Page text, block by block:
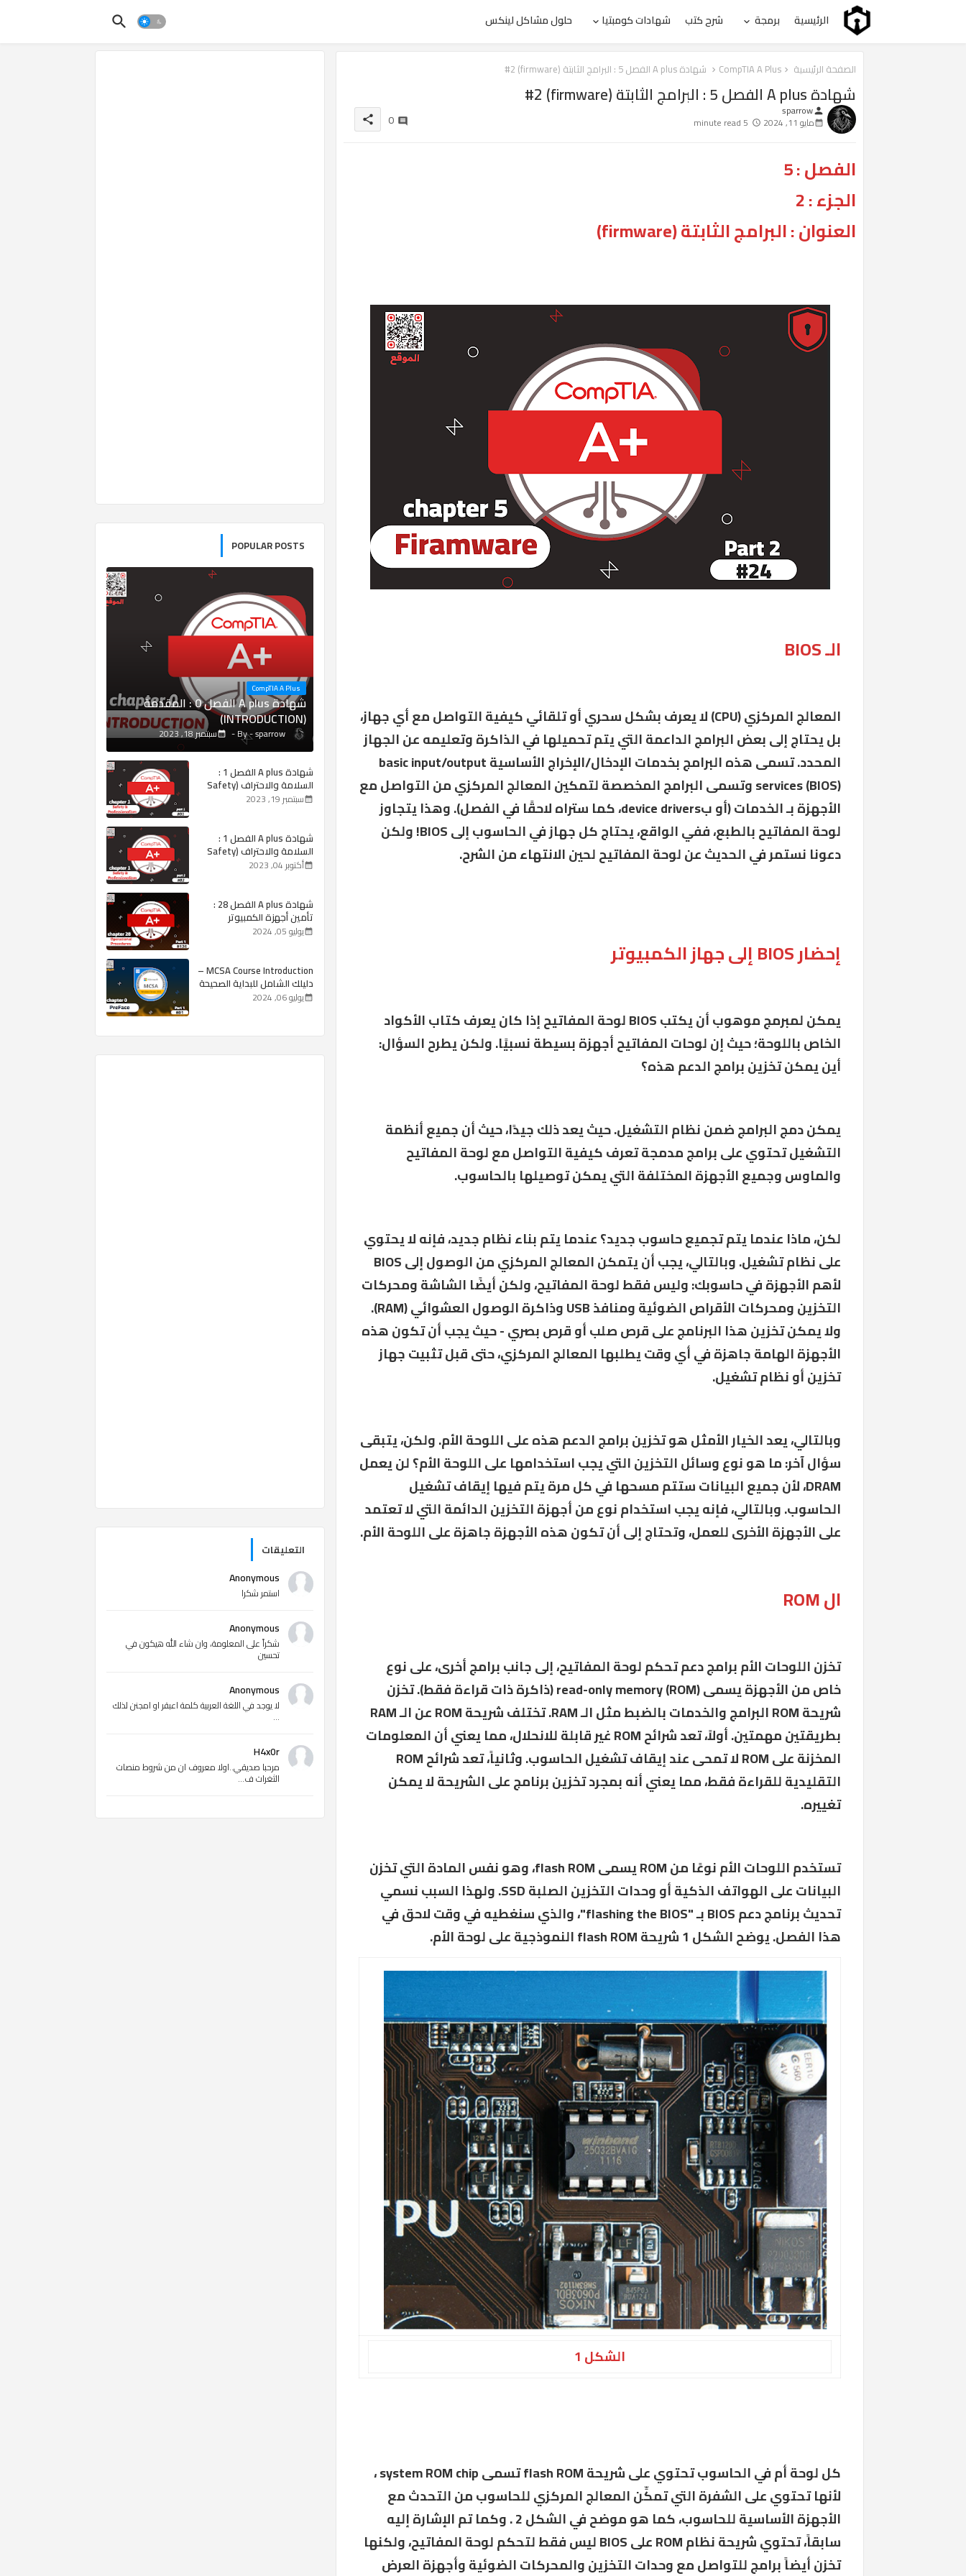
الرئيسية برمجة شرح كتب شهادات كومبتيا حلول مشاكل لينكس
الصفحة الرئيسية CompTIA A Plus شهادة A plus الفصل 5 : البرامج الثابتة (firmware) #2
شهادة A plus الفصل 5 : البرامج الثابتة (firmware) #2
person
sparrow
مايو 11, 2024 5 minute read
0
share
الفصل : 5
الجزء : 2
العنوان : البرامج الثابتة (firmware)
الـ BIOS
المعالج المركزي (CPU) لا يعرف بشكل سحري أو تلقائي كيفية التواصل مع أي جهاز،
بل يحتاج إلى بعض البرامج الداعمة التي يتم تحميلها في الذاكرة وتعليمه عن الجهاز
المحدد. تسمى هذه البرامج بخدمات الإدخال/الإخراج الأساسية basic input/output
services (BIOS) وتسمى البرامج المخصصة لتمكين المعالج المركزي من التواصل مع
الأجهزة بـ الخدمات (أو بdevice drivers، كما ستراه لاحقًا في الفصل). وهذا يتجاوز
لوحة المفاتيح بالطبع، ففي الواقع، يحتاج كل جهاز في الحاسوب إلى BIOS! ولكن
دعونا نستمر في الحديث عن لوحة المفاتيح لحين الانتهاء من الشرح.
إحضار BIOS إلى جهاز الكمبيوتر
يمكن لمبرمج موهوب أن يكتب BIOS لوحة المفاتيح إذا كان يعرف كتاب الأكواد
الخاص باللوحة؛ حيث إن لوحات المفاتيح أجهزة بسيطة نسبيًا. ولكن يطرح السؤال:
أين يمكن تخزين برامج الدعم هذه؟
يمكن دمج البرامج ضمن نظام التشغيل. حيث يعد ذلك جيدًا، حيث أن جميع أنظمة
التشغيل تحتوي على برامج مدمجة تعرف كيفية التواصل مع لوحة المفاتيح
والماوس وجميع الأجهزة المختلفة التي يمكن توصيلها بالحاسوب.
لكن، ماذا عندما يتم تجميع حاسوب جديد؟ عندما يتم بناء نظام جديد، فإنه لا يحتوي
على نظام تشغيل. وبالتالي، يجب أن يتمكن المعالج المركزي من الوصول إلى BIOS
لأهم الأجهزة في حاسوبك: وليس فقط لوحة المفاتيح، ولكن أيضًا الشاشة ومحركات
التخزين ومحركات الأقراص الضوئية ومنافذ USB وذاكرة الوصول العشوائي (RAM).
ولا يمكن تخزين هذا البرنامج على قرص صلب أو قرص بصري - حيث يجب أن تكون هذه
الأجهزة الهامة جاهزة في أي وقت يطلبها المعالج المركزي، حتى قبل تثبيت جهاز
تخزين أو نظام تشغيل.
وبالتالي، يعد الخيار الأمثل هو تخزين برامج الدعم هذه على اللوحة الأم. ولكن، يتبقى
سؤال آخر: ما هو نوع وسائل التخزين التي يجب استخدامها على اللوحة الأم؟ لن يعمل
DRAM، لأن جميع البيانات ستتم مسحها في كل مرة يتم فيها إيقاف تشغيل
الحاسوب. وبالتالي، فإنه يجب استخدام نوع من أجهزة التخزين الدائمة التي لا تعتمد
على الأجهزة الأخرى للعمل، وتحتاج إلى أن تكون هذه الأجهزة جاهزة على اللوحة الأم.
ال ROM
تخزن اللوحات الأم برامج دعم تحكم لوحة المفاتيح، إلى جانب برامج أخرى، على نوع
خاص من الأجهزة يسمى read-only memory (ROM) (ذاكرة ذات قراءة فقط). تخزن
شريحة ROM البرامج والخدمات بالضبط مثل الـ RAM. تختلف شريحة ROM عن الـ RAM
بطريقتين مهمتين. أولاً، تعد شرائح ROM غير قابلة للانحلال، مما يعني أن المعلومات
المخزنة على ROM لا تمحى عند إيقاف تشغيل الحاسوب. وثانياً، تعد شرائح ROM
التقليدية للقراءة فقط، مما يعني أنه بمجرد تخزين برنامج على الشريحة لا يمكن
تغييره.
تستخدم اللوحات الأم نوعًا من ROM يسمى flash ROM، وهو نفس المادة التي تخزن
البيانات على الهواتف الذكية أو وحدات التخزين الصلبة SSD. ولهذا السبب نسمي
تحديث برنامج دعم BIOS بـ "flashing the BIOS"، والذي سنغطيه في وقت لاحق في
هذا الفصل. يوضح الشكل 1 شريحة flash ROM النموذجية على لوحة الأم.
الشكل 1
كل لوحة أم في الحاسوب تحتوي على شريحة flash ROM تسمى system ROM chip ،
لأنها تحتوي على الشفرة التي تمكِّن المعالج المركزي للحاسوب من التحدث مع
الأجهزة الأساسية للحاسوب، كما هو موضح في الشكل 2 . وكما تم الإشارة إليه
سابقاً، تحتوي شريحة نظام ROM على BIOS ليس فقط لتحكم لوحة المفاتيح، ولكنها
تخزن أيضاً برامج للتواصل مع وحدات التخزين والمحركات الضوئية وأجهزة العرض
POPULAR POSTS
CompTIA A Plus
شهادة A plus الفصل 0 : المقدمة
(INTRODUCTION)
sparrow سبتمبر 18, 2023
شهادة A plus الفصل 1 :
السلامة والاحتراف (Safety
and Professionalism) #1
سبتمبر 19, 2023
شهادة A plus الفصل 1 :
السلامة والاحتراف (Safety
and Professionalism) #2
أكتوبر 04, 2023
شهادة A plus الفصل 28 :
تأمين أجهزة الكمبيوتر
(Securing Computers) يوليو 05, 2024
MCSA Course Introduction –
دليلك الشامل للبداية الصحيحة
يوليو 06, 2024
التعليقات
Anonymous
استمر شكرا
Anonymous
شكراً على المعلومة، وان شاء الله هيكون في
تحسين
Anonymous
لا يوجد في اللغة العربية كلمة اعبقر او امجنن لذلك
...
H4x0r
مرحبا صديقي..اولا معروف ان من شروط منصات
الثغرات ف...